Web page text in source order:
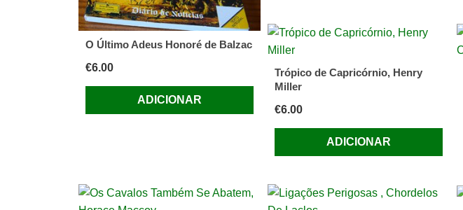
O Último Adeus Honoré de Balzac
€6.00
ADICIONAR
Trópico de Capricórnio, Henry
Miller
€6.00
ADICIONAR